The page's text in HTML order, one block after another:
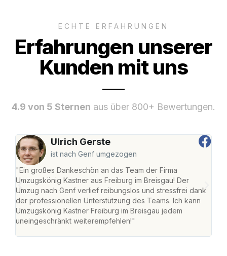
ECHTE ERFAHRUNGEN
Erfahrungen unserer
Kunden mit uns
4.9 von 5 Sternen aus über 800+ Bewertungen.
Ulrich Gerste
ist nach Genf umgezogen
"Ein großes Dankeschön an das Team der Firma
Umzugskönig Kastner aus Freiburg im Breisgau! Der
Umzug nach Genf verlief reibungslos und stressfrei dank
der professionellen Unterstützung des Teams. Ich kann
Umzugskönig Kastner Freiburg im Breisgau jedem
uneingeschränkt weiterempfehlen!"